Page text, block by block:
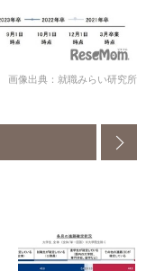
画像出典：就職みらい研究所